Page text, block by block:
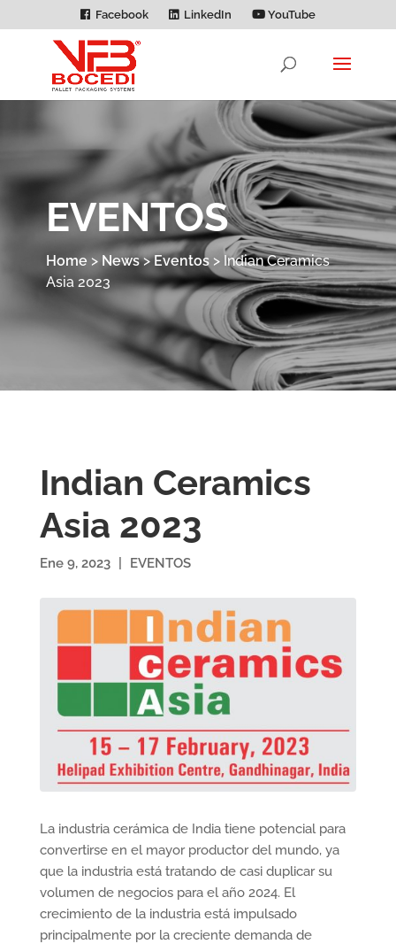
Facebook LinkedIn YouTube
EVENTOS
Home> News>Eventos> Indian Ceramics
Asia 2023
Indian Ceramics
Asia 2023
Ene 9, 2023 EVENTOS
La industria cerámica de India tiene potencial para
convertirse en el mayor productor del mundo, ya
que la industria está tratando de casi duplicar su
volumen de negocios para el año 2024. El
crecimiento de la industria está impulsado
principalmente por la creciente demanda de